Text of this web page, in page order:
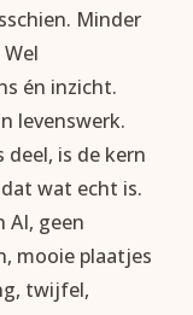
Minder
én inzicht.
levenswerk.
deel, is de kern
wat echt is.
AI, geen
mooie plaatjes
twijfel,